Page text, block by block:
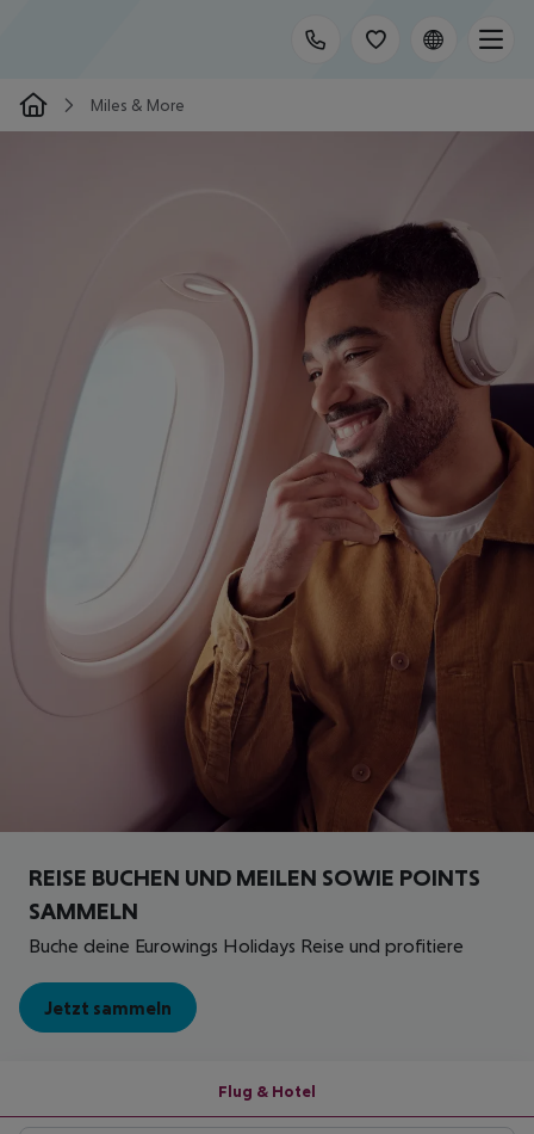
Miles & More
REISE BUCHEN UND MEILEN SOWIE POINTS
SAMMELN
Buche deine Eurowings Holidays Reise und profitiere
Jetzt sammeln
Flug & Hotel